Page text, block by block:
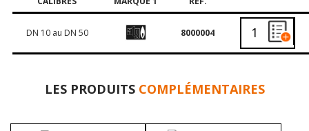
DN 10 au DN 50 8000004
LES PRODUITS COMPLÉMENTAIRES